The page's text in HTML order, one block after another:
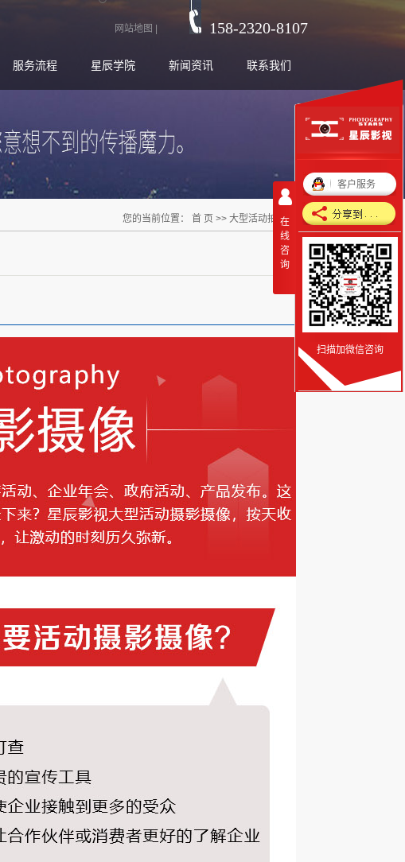
158-2320-8107
网站地图
服务流程 星辰学院 新闻资讯 联系我们
您的当前位置： 首 页 >> 大型活动拍摄>>
在
线
咨
询
客户服务
扫描加微信咨询